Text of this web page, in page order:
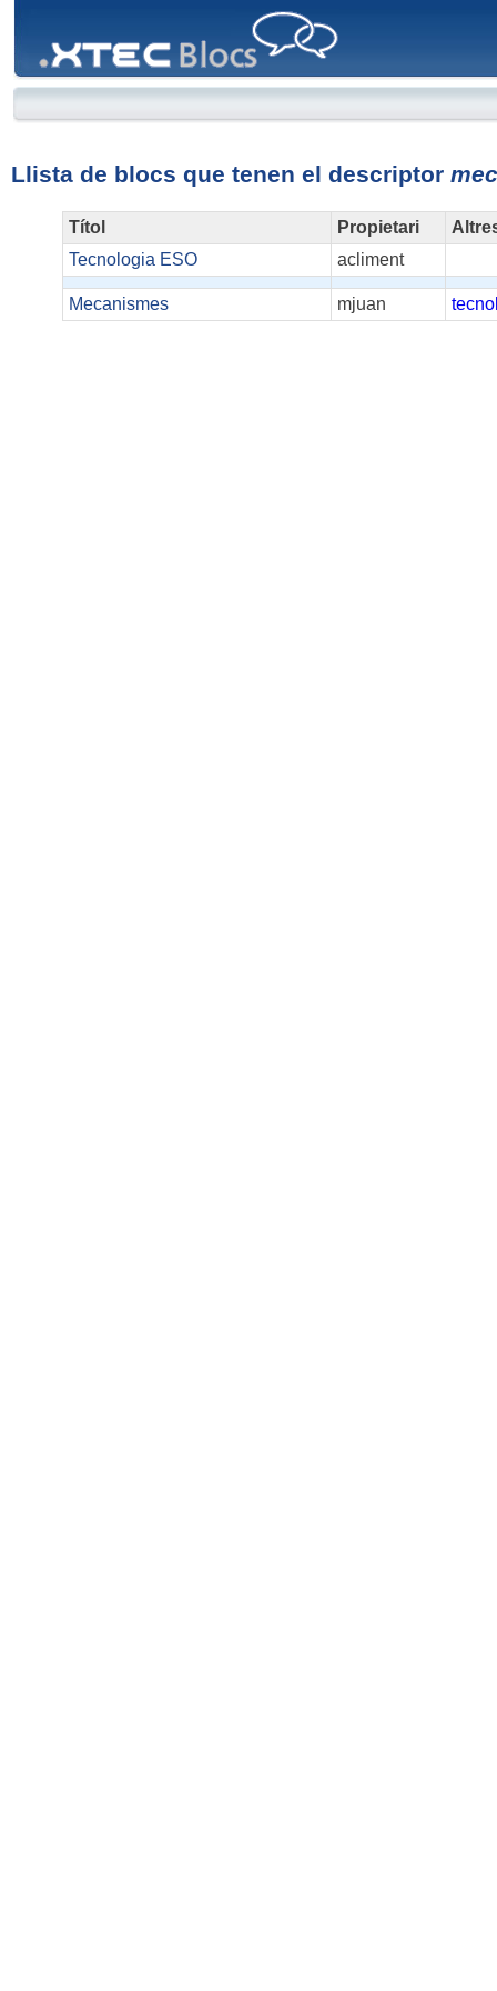
Llista de blocs que tenen el descriptor
Títol Propietari
Tecnologia ESO
acliment
Mecanismes mjuan